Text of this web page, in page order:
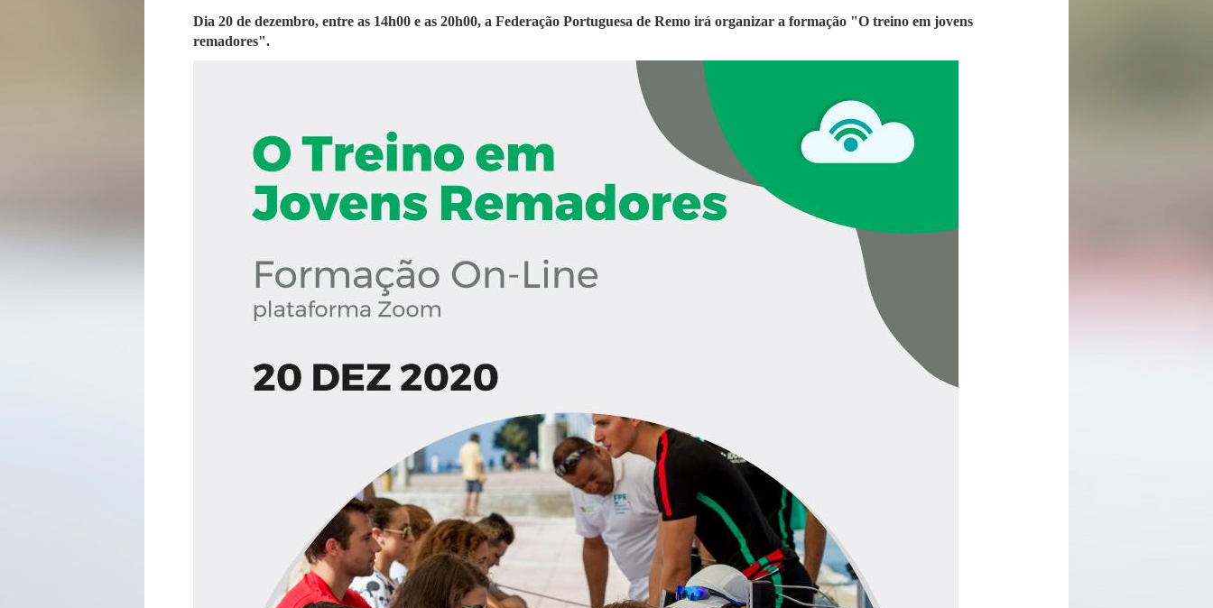
Dia 20 de dezembro, entre as 14h00 e as 20h00, a Federação Portuguesa de Remo irá organizar a formação "O treino em jovens
remadores".